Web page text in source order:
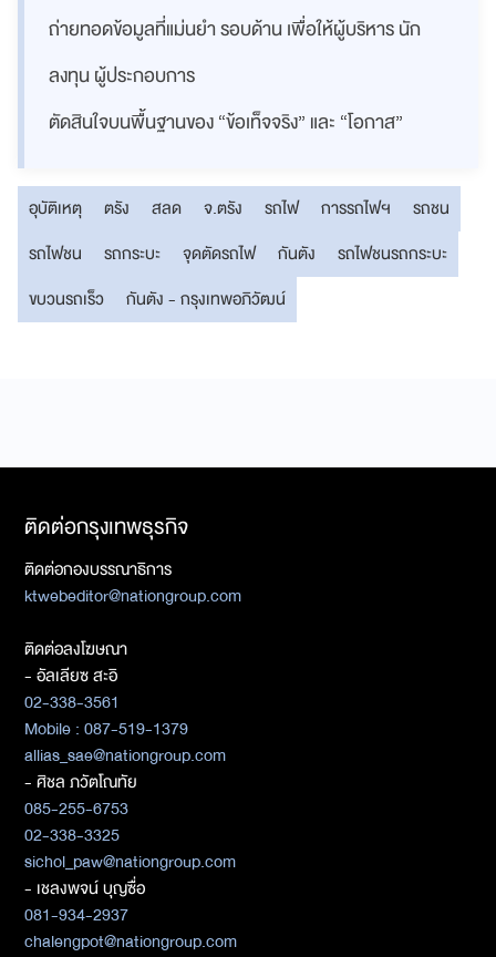
ถ่ายทอดข้อมูลที่แม่นยำ รอบด้าน เพื่อให้ผู้บริหาร นัก
ลงทุน ผู้ประกอบการ
ตัดสินใจบนพื้นฐานของ “ข้อเท็จจริง” และ “โอกาส”
อุบัติเหตุ ตรัง สลด จ.ตรัง รถไฟ การรถไฟฯ
รถชน
รถไฟชน
รถกระบะ จุดตัดรถไฟ กันตัง
รถไฟชนรถกระบะ
ขบวนรถเร็ว
กันตัง - กรุงเทพอภิวัฒน์
ติดต่อกรุงเทพธุรกิจ
ติดต่อกองบรรณาธิการ
ktwebeditor@nationgroup.com
ติดต่อลงโฆษณา
- อัลเลียซ สะอิ
02-338-3561
Mobile : 087-519-1379
allias_sae@nationgroup.com
- ศิชล ภวัตโณทัย
085-255-6753
02-338-3325
sichol_paw@nationgroup.com
- เชลงพจน์ บุญซื่อ
081-934-2937
chalengpot@nationgroup.com